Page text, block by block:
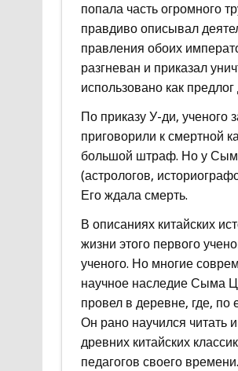
попала часть огромного
правдиво описывал
правления обоих
разгневан и приказал
использовано как
По приказу У-ди, ученого
приговорили к смертной
большой штраф. Но у
(астрологов,
Его ждала смерть.
В описаниях китайских
жизни этого первого
ученого. Но многие
научное наследие Сыма
провел в деревне, где, по
Он рано научился читать
древних китайских
педагогов своего